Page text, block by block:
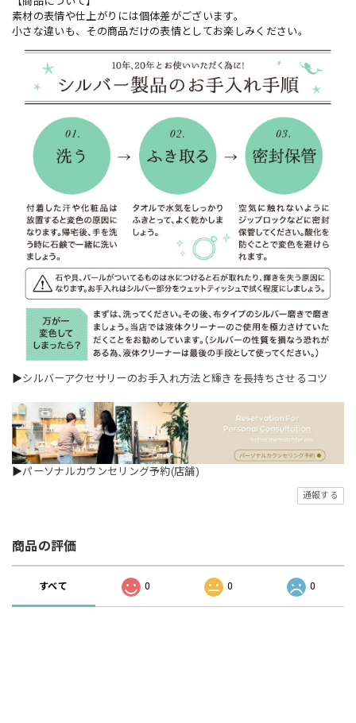
素材の表情や仕上がりには個体差がございます。
小さな違いも、その商品だけの表情としてお楽しみください。
▶シルバーアクセサリーのお手入れ方法と輝きを長持ちさせるコツ
▶パーソナルカウンセリング予約(店舗)
通報する
商品の評価
すべて 0 0 0